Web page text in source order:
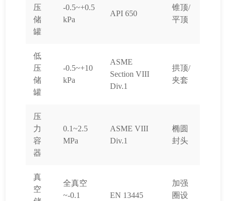
压
储
罐
-0.5~+0.5
kPa
API 650
锥顶/
平顶
低
压
储
罐
-0.5~+10
kPa
ASME
Section VIII
Div.1
拱顶/
夹套
压
力
容
器
0.1~2.5
MPa
ASME VIII
Div.1
椭圆
封头
真
空
全真空
~-0.1
EN 13445
加强
圈设